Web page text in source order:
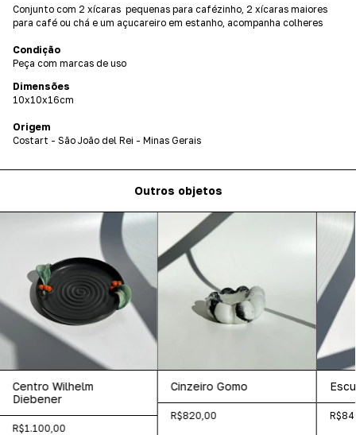
Conjunto com 2 xícaras pequenas para cafézinho, 2 xícaras maiores
para café ou chá e um açucareiro em estanho, acompanha colheres
Condição
Peça com marcas de uso
Dimensões
10x10x16cm
Origem
Costart - São João del Rei - Minas Gerais
Outros objetos
Centro Wilhelm
Diebener
R$1.100,00
Cinzeiro Gomo
R$820,00